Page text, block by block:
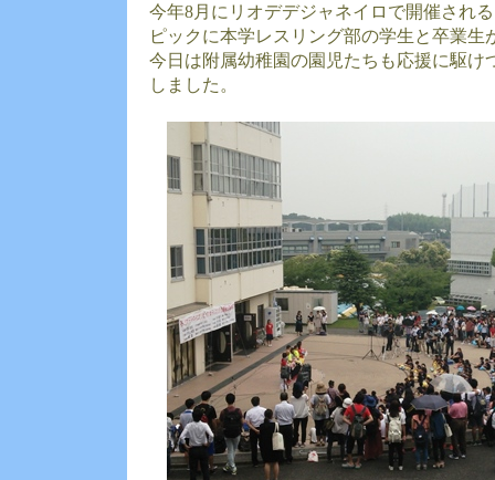
今年8月にリオデデジャネイロで開催され
ピックに本学レスリング部の学生と卒業生
今日は附属幼稚園の園児たちも応援に駆け
しました。